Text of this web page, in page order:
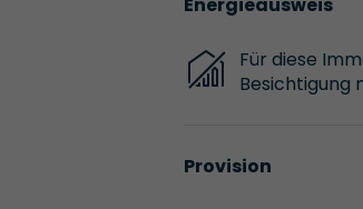
Für diese
Besichtigung
Provision